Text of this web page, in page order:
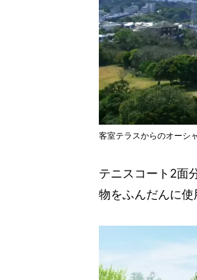
客室テラスからのオーシ
テニスコート2面
物をふんだんに使